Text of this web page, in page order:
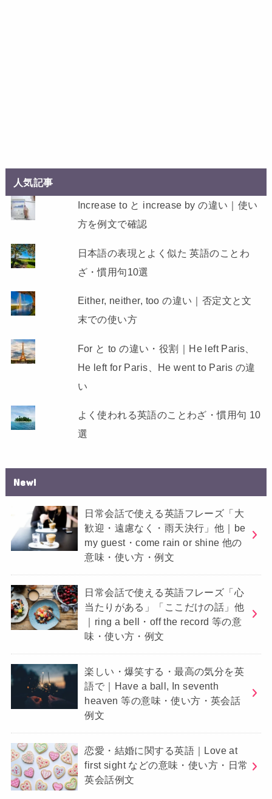
人気記事
Increase to と increase by の違い｜使い
方を例文で確認
日本語の表現とよく似た 英語のことわ
ざ・慣用句10選
Either, neither, too の違い｜否定文と文
末での使い方
For と to の違い・役割｜He left Paris、
He left for Paris、He went to Paris の違
い
よく使われる英語のことわざ・慣用句 10
選
New!
日常会話で使える英語フレーズ「大
歓迎・遠慮なく・雨天決行」他｜be
my guest・come rain or shine 他の
意味・使い方・例文
日常会話で使える英語フレーズ「心
当たりがある」「ここだけの話」他
｜ring a bell・off the record 等の意
味・使い方・例文
楽しい・爆笑する・最高の気分を英
語で｜Have a ball, In seventh
heaven 等の意味・使い方・英会話
例文
恋愛・結婚に関する英語｜Love at
first sight などの意味・使い方・日常
英会話例文